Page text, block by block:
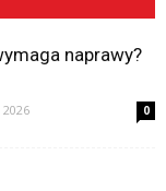
naprawy?
0